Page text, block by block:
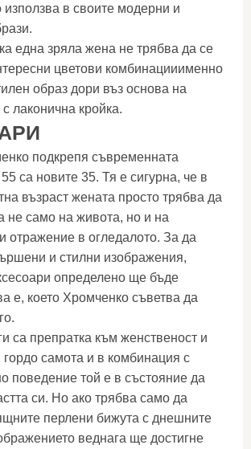
използва в своите модерни и
една зряла жена не трябва да се
цветови комбинацииименно
образ дори въз основа на
лаконична кройка.
подкрепя съвременната
са новите 35. Тя е сигурна, че в
възраст жената просто трябва да
не само на живота, но и на
отражение в огледалото. За да
и стилни изображения,
определено ще бъде
е, което Хромченко съветва да
са препратка към женственост и
гордо самота и в комбинация с
поведение той е в състояние да
си. Но ако трябва само да
перлени бижута с днешните
веднага ще достигне